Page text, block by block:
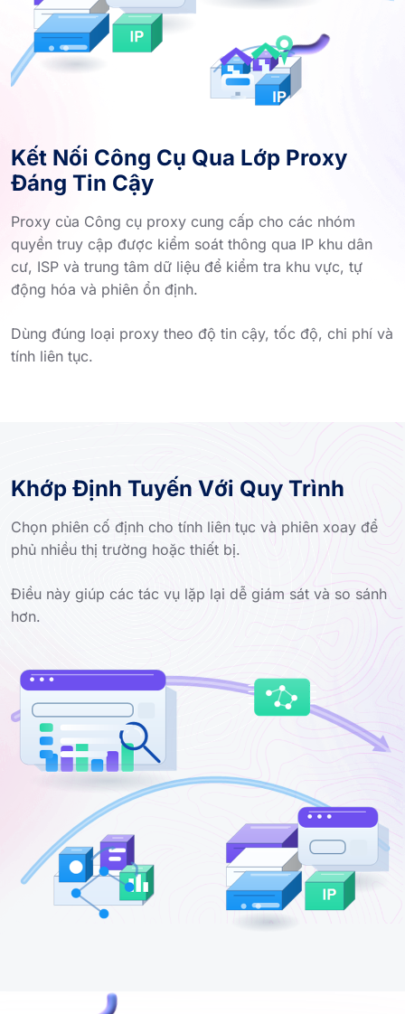
Kết Nối Công Cụ Qua Lớp Proxy
Đáng Tin Cậy
Proxy của Công cụ proxy cung cấp cho các nhóm
quyền truy cập được kiểm soát thông qua IP khu dân
cư, ISP và trung tâm dữ liệu để kiểm tra khu vực, tự
động hóa và phiên ổn định.
Dùng đúng loại proxy theo độ tin cậy, tốc độ, chi phí và
tính liên tục.
Khớp Định Tuyến Với Quy Trình
Chọn phiên cố định cho tính liên tục và phiên xoay để
phủ nhiều thị trường hoặc thiết bị.
Điều này giúp các tác vụ lặp lại dễ giám sát và so sánh
hơn.